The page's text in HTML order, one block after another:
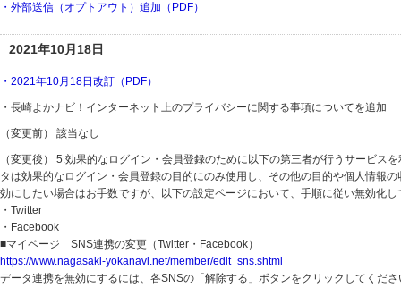
・外部送信（オプトアウト）追加（PDF）
2021年10月18日
・2021年10月18日改訂（PDF）
・長崎よかナビ！インターネット上のプライバシーに関する事項についてを追加
（変更前） 該当なし
（変更後）
5.効果的なログイン・会員登録のために以下の第三者が行うサービス
タは効果的なログイン・会員登録の目的にのみ使用し、その他の目的や個人情報
効にしたい場合はお手数ですが、以下の設定ページにおいて、手順に従い無効化し
・Twitter
・Facebook
■マイページ SNS連携の変更（Twitter・Facebook）
https://www.nagasaki-yokanavi.net/member/edit_sns.shtml
データ連携を無効にするには、各SNSの「解除する」ボタンをクリックしてくださ